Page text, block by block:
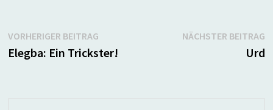
Beitragsnavigation
VORHERIGER BEITRAGVorheriger
Beitrag:
Elegba: Ein Trickster!
NÄCHSTER BEITRAG
Urd